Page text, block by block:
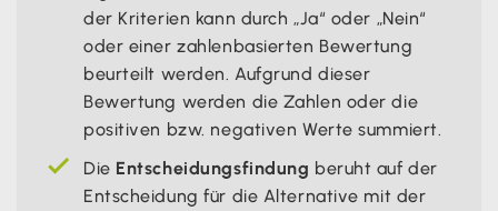
der Kriterien kann durch „Ja“ oder „Nein“
oder einer zahlenbasierten Bewertung
beurteilt werden. Aufgrund dieser
Bewertung werden die Zahlen oder die
positiven bzw. negativen Werte summiert.
Die Entscheidungsfindung beruht auf der
Entscheidung für die Alternative mit der